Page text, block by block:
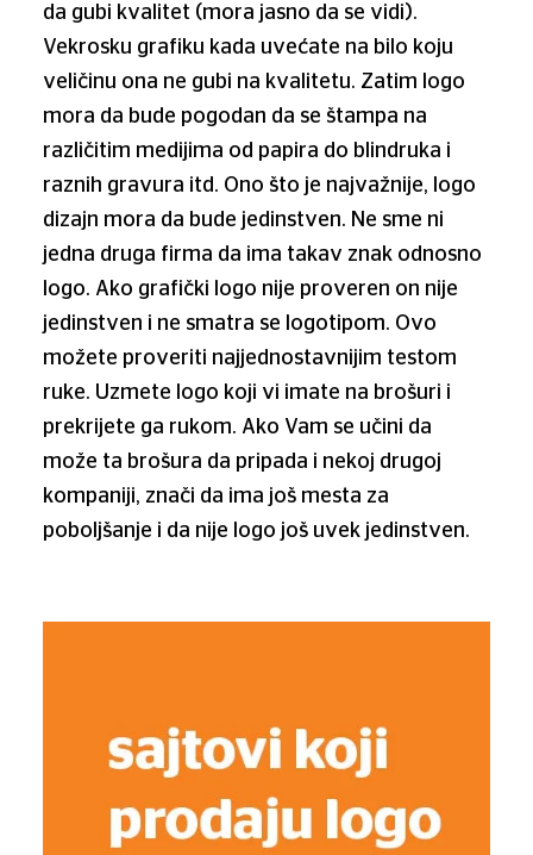
da gubi kvalitet (mora jasno da se vidi).
Vekrosku grafiku kada uvećate na bilo koju
veličinu ona ne gubi na kvalitetu. Zatim logo
mora da bude pogodan da se štampa na
različitim medijima od papira do blindruka i
raznih gravura itd. Ono što je najvažnije, logo
dizajn mora da bude jedinstven. Ne sme ni
jedna druga firma da ima takav znak odnosno
logo. Ako grafički logo nije proveren on nije
jedinstven i ne smatra se logotipom. Ovo
možete proveriti najjednostavnijim testom
ruke. Uzmete logo koji vi imate na brošuri i
prekrijete ga rukom. Ako Vam se učini da
može ta brošura da pripada i nekoj drugoj
kompaniji, znači da ima još mesta za
poboljšanje i da nije logo još uvek jedinstven.